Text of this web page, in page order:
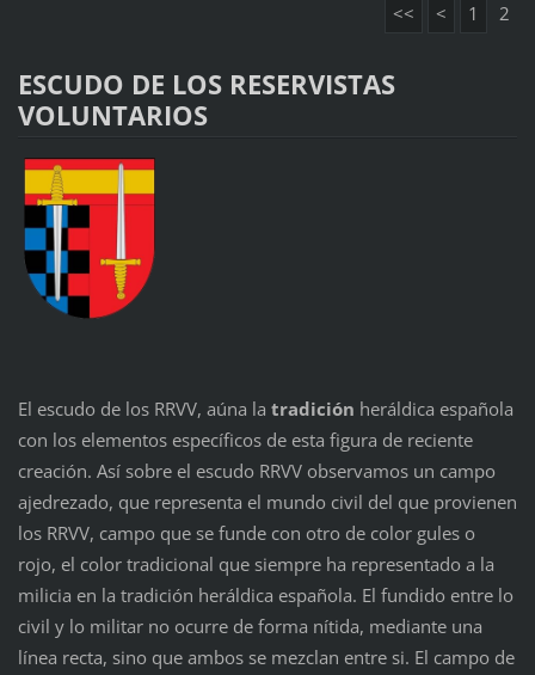
<< < 1 2
ESCUDO DE LOS RESERVISTAS
VOLUNTARIOS
El escudo de los RRVV, aúna la tradición heráldica española
con los elementos específicos de esta figura de reciente
creación. Así sobre el escudo RRVV observamos un campo
ajedrezado, que representa el mundo civil del que provienen
los RRVV, campo que se funde con otro de color gules o
rojo, el color tradicional que siempre ha representado a la
milicia en la tradición heráldica española. El fundido entre lo
civil y lo militar no ocurre de forma nítida, mediante una
línea recta, sino que ambos se mezclan entre si. El campo de